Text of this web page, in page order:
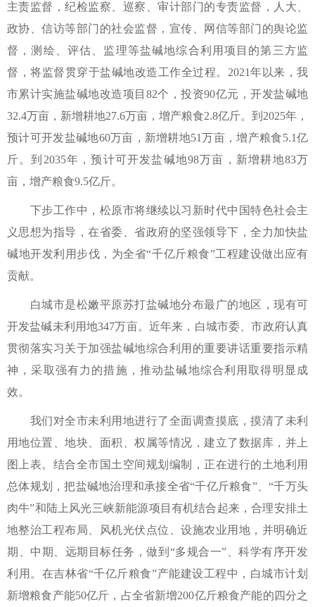
主责监督，纪检监察、巡察、审计部门的专责监督，人大、
政协、信访等部门的社会监督，宣传、网信等部门的舆论监
督，测绘、评估、监理等盐碱地综合利用项目的第三方监
督，将监督贯穿于盐碱地改造工作全过程。2021年以来，我
市累计实施盐碱地改造项目82个，投资90亿元，开发盐碱地
32.4万亩，新增耕地27.6万亩，增产粮食2.8亿斤。到2025年，
预计可开发盐碱地60万亩，新增耕地51万亩，增产粮食5.1亿
斤。到2035年，预计可开发盐碱地98万亩，新增耕地83万
亩，增产粮食9.5亿斤。
下步工作中，松原市将继续以习新时代中国特色社会主
义思想为指导，在省委、省政府的坚强领导下，全力加快盐
碱地开发利用步伐，为全省“千亿斤粮食”工程建设做出应有
贡献。
白城市是松嫩平原苏打盐碱地分布最广的地区，现有可
开发盐碱未利用地347万亩。近年来，白城市委、市政府认真
贯彻落实习关于加强盐碱地综合利用的重要讲话重要指示精
神，采取强有力的措施，推动盐碱地综合利用取得明显成
效。
我们对全市未利用地进行了全面调查摸底，摸清了未利
用地位置、地块、面积、权属等情况，建立了数据库，并上
图上表。结合全市国土空间规划编制，正在进行的土地利用
总体规划，把盐碱地治理和承接全省“千亿斤粮食”、“千万头
肉牛”和陆上风光三峡新能源项目有机结合起来，合理安排土
地整治工程布局、风机光伏点位、设施农业用地，并明确近
期、中期、远期目标任务，做到“多规合一”、科学有序开发
利用。在吉林省“千亿斤粮食”产能建设工程中，白城市计划
新增粮食产能50亿斤，占全省新增200亿斤粮食产能的四分之